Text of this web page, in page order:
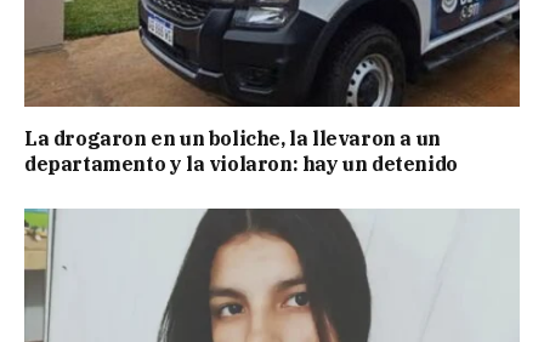
La drogaron en un boliche, la llevaron a un
departamento y la violaron: hay un detenido